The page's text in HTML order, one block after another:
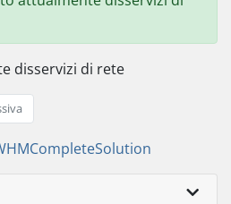
disservizi di rete